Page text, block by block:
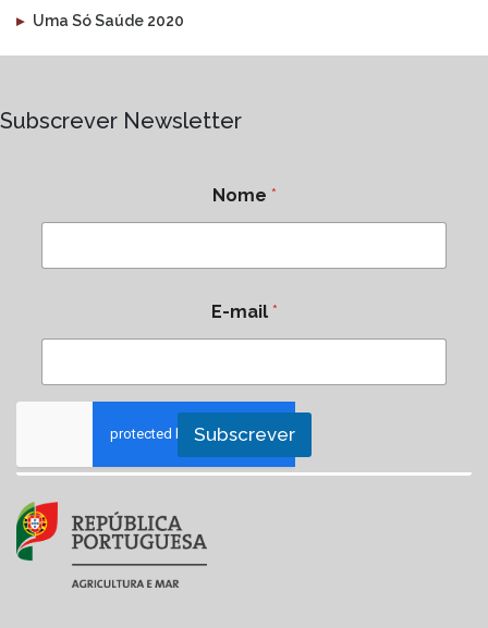
▸ Uma Só Saúde 2020
Subscrever Newsletter
Nome *
E-mail *
Subscrever